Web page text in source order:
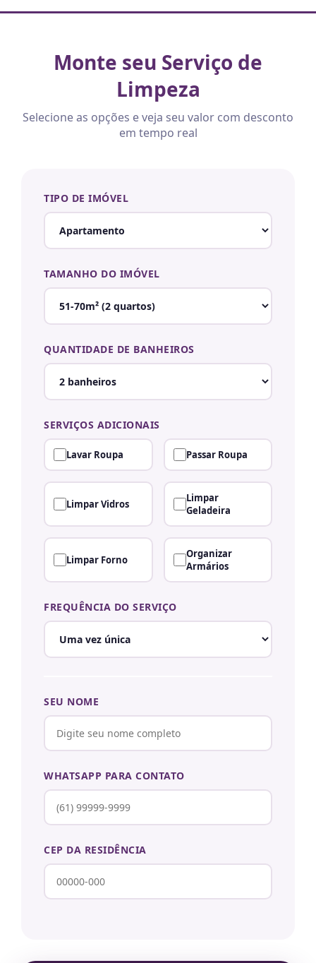
Monte seu Serviço de
Limpeza
Selecione as opções e veja seu valor com desconto
em tempo real
TIPO DE IMÓVEL
TAMANHO DO IMÓVEL
QUANTIDADE DE BANHEIROS
SERVIÇOS ADICIONAIS
Lavar Roupa Passar Roupa
Limpar Vidros
Limpar
Geladeira
Limpar Forno
Organizar
Armários
FREQUÊNCIA DO SERVIÇO
SEU NOME
WHATSAPP PARA CONTATO
CEP DA RESIDÊNCIA